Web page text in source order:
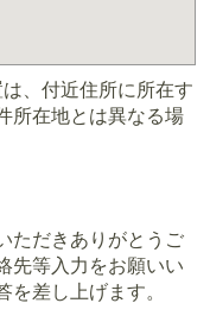
、付近住所に所在す
所在地とは異なる場
ただきありがとうご
先等入力をお願いい
を差し上げます。